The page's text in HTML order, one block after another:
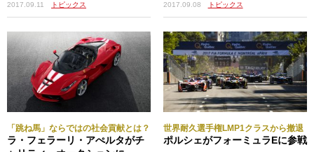
2017.09.11 トピックス 2017.09.08 トピックス
「跳ね馬」ならではの社会貢献とは？
ラ・フェラーリ・アぺルタがチ
世界耐久選手権LMP1クラスから撤退
ポルシェがフォーミュラEに参戦